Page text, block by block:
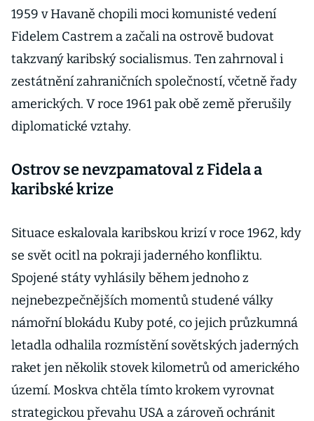
1959 v Havaně chopili moci komunisté vedení
Fidelem Castrem a začali na ostrově budovat
takzvaný karibský socialismus. Ten zahrnoval i
zestátnění zahraničních společností, včetně řady
amerických. V roce 1961 pak obě země přerušily
diplomatické vztahy.
Ostrov se nevzpamatoval z Fidela a
karibské krize
Situace eskalovala karibskou krizí v roce 1962, kdy
se svět ocitl na pokraji jaderného konfliktu.
Spojené státy vyhlásily během jednoho z
nejnebezpečnějších momentů studené války
námořní blokádu Kuby poté, co jejich průzkumná
letadla odhalila rozmístění sovětských jaderných
raket jen několik stovek kilometrů od amerického
území. Moskva chtěla tímto krokem vyrovnat
strategickou převahu USA a zároveň ochránit